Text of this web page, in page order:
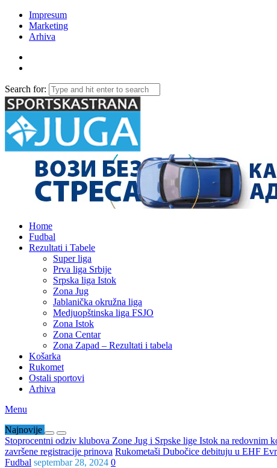
Impresum
Marketing
Arhiva
Search for:
Home
Fudbal
Rezultati i Tabele
Super liga
Prva liga Srbije
Srpska liga Istok
Zona Jug
Jablanička okružna liga
Medjuopštinska liga FSJO
Zona Istok
Zona Centar
Zona Zapad – Rezultati i tabela
Košarka
Rukomet
Ostali sportovi
Arhiva
Menu
Najnovije
Stoprocentni odziv klubova Zone Jug i Srpske lige Istok na redovnim
završene registracije prinova Rukometaši Dubočice debituju u EHF
Fudbal septembar 28, 2024 0